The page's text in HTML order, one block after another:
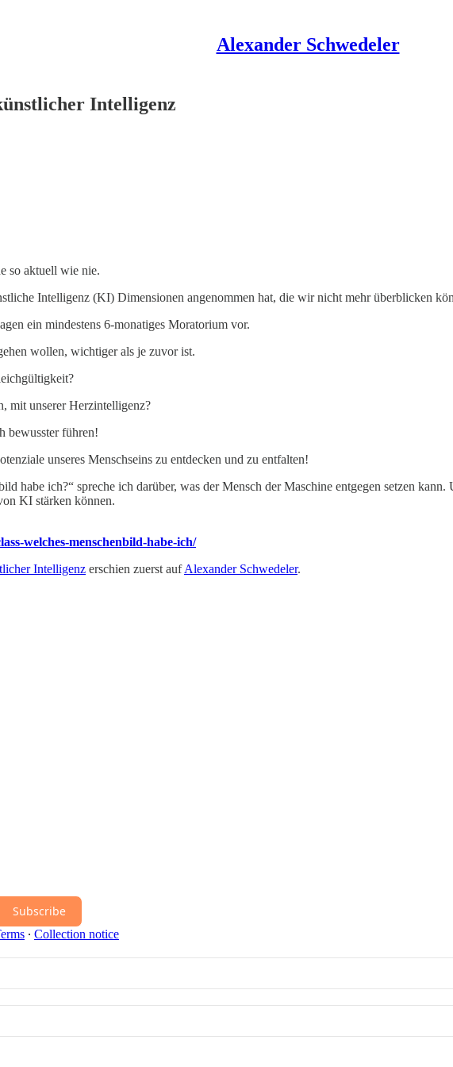
Alexander Schwedeler
Intelligenz
so aktuell wie nie.
Intelligenz (KI) Dimensionen angenommen hat, die wir nicht mehr überblicken
ein mindestens 6-monatiges Moratorium vor.
wollen, wichtiger als je zuvor ist.
mit unserer Herzintelligenz?
bewusster führen!
unseres Menschseins zu entdecken und zu entfalten!
habe ich?“ spreche ich darüber, was der Mensch der Maschine entgegen setzen
KI stärken können.
welches-menschenbild-habe-ich/
Intelligenz erschien zuerst aufAlexander Schwedeler.
Subscribe
∙ Collection notice